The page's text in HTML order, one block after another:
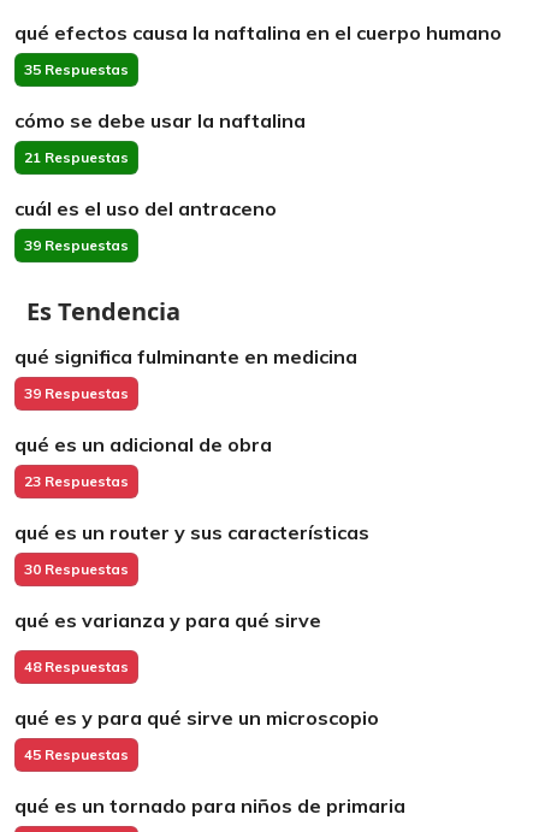
qué efectos causa la naftalina en el cuerpo humano
35 Respuestas
cómo se debe usar la naftalina
21 Respuestas
cuál es el uso del antraceno
39 Respuestas
Es Tendencia
qué significa fulminante en medicina
39 Respuestas
qué es un adicional de obra
23 Respuestas
qué es un router y sus características
30 Respuestas
qué es varianza y para qué sirve
48 Respuestas
qué es y para qué sirve un microscopio
45 Respuestas
qué es un tornado para niños de primaria